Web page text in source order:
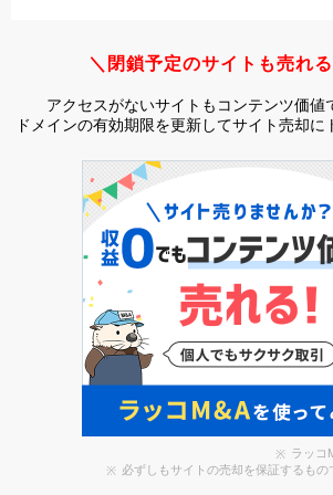
＼閉鎖予定のサイトも売れ
アクセスがないサイトもコンテンツ価値
ドメインの有効期限を更新してサイト売却に
ラッコ
必ずしもサイトの売却を保証するもの